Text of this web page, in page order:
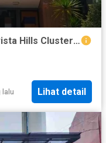
Dijual Rumah di Perumahan Trevista Hills Cluster Menteng Kota Depok, 140m, All In!
lalu Lihat detail